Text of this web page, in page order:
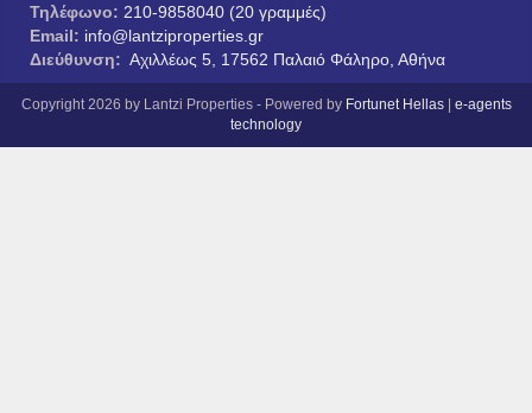
Τηλέφωνο: 210-9858040 (20 γραμμές)
Email: info@lantziproperties.gr
Διεύθυνση: Αχιλλέως 5, 17562 Παλαιό Φάληρο, Αθήνα
Copyright 2026 by Lantzi Properties - Powered by Fortunet Hellas| e-agents
technology